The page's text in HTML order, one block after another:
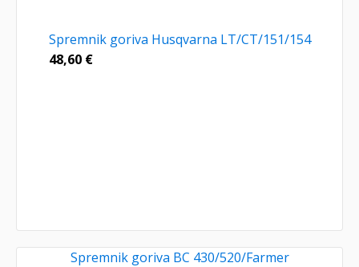
Spremnik goriva Husqvarna LT/CT/151/154
48,60 €
Spremnik goriva BC 430/520/Farmer